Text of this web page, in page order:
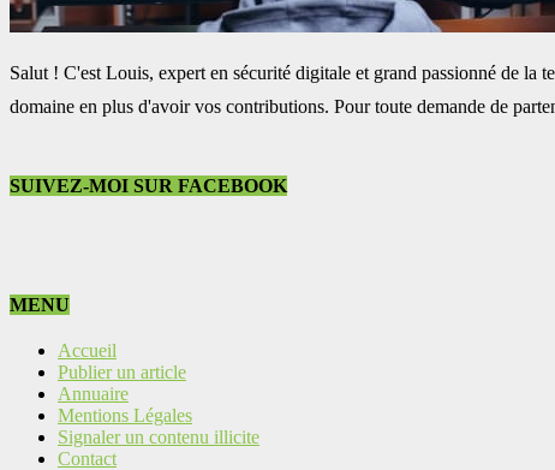
Salut ! C'est Louis, expert en sécurité digitale et grand passionné de la
domaine en plus d'avoir vos contributions. Pour toute demande de
SUIVEZ-MOI SUR FACEBOOK
MENU
Accueil
Publier un article
Annuaire
Mentions Légales
Signaler un contenu illicite
Contact